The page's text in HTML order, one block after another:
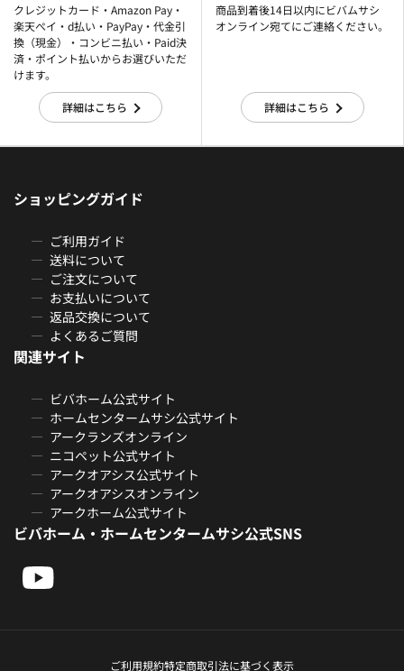
クレジットカード・Amazon Pay・
楽天ぺイ・d払い・PayPay・代金引
換（現金）・コンビニ払い・Paid決
済・ポイント払いからお選びいただ
けます。
詳細はこちら
商品到着後14日以内にビバムサシ
オンライン宛てにご連絡ください。
詳細はこちら
ショッピングガイド
ご利用ガイド
送料について
ご注文について
お支払いについて
返品交換について
よくあるご質問
関連サイト
ビバホーム公式サイト
ホームセンタームサシ公式サイト
アークランズオンライン
ニコペット公式サイト
アークオアシス公式サイト
アークオアシスオンライン
アークホーム公式サイト
ビバホーム・ホームセンタームサシ公式SNS
ご利用規約特定商取引法に基づく表示